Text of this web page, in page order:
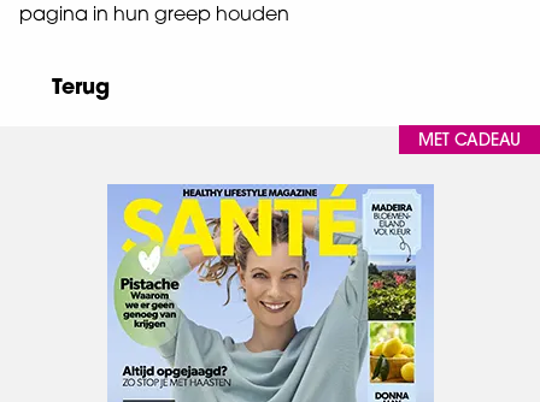
pagina in hun greep houden
Terug
MET CADEAU